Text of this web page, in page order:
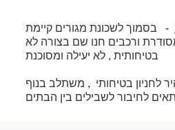
- בסמוך לשכונת מגורים קיימת
ורכבים חנו שם בצורה לא
בטיחותית , לא יעילה ומסוכנת
לחניון בטיחותי , משתלב בנוף
לחיבור לשבילים בין הבתים